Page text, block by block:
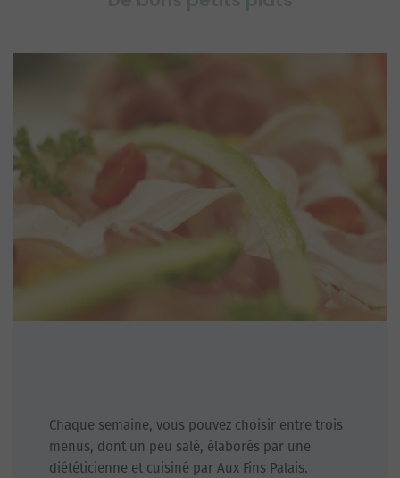
Chaque semaine, vous pouvez choisir entre trois
menus, dont un peu salé, élaborés par une
diététicienne et cuisiné par Aux Fins Palais.